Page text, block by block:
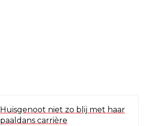
Huisgenoot niet zo blij met haar
paaldans carrière